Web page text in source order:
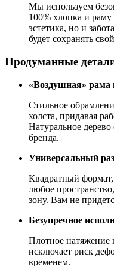
Мы используем
100% хлопка и раму
эстетика, но и
будет сохранять
Продуманные
«Воздушная» рама
Стильное
холста, придавая
Натуральное
бренда.
Универсальный
Квадратный
любое
зону. Вам не
Безупречное
Плотное натяжение
исключает риск
временем.